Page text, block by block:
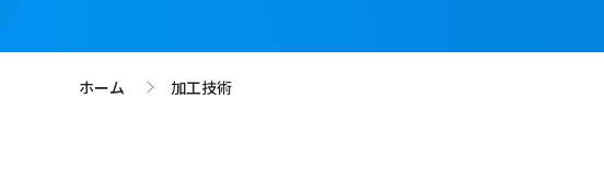
ホーム >
加工技術